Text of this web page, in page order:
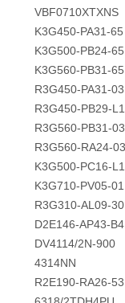
VBF0710XTXNS
K3G450-PA31-65
K3G500-PB24-65
K3G560-PB31-65
R3G450-PA31-03
R3G450-PB29-L1
R3G560-PB31-03
R3G560-RA24-03
K3G500-PC16-L1
K3G710-PV05-01
R3G310-AL09-30
D2E146-AP43-B4
DV4114/2N-900
4314NN
R2E190-RA26-53